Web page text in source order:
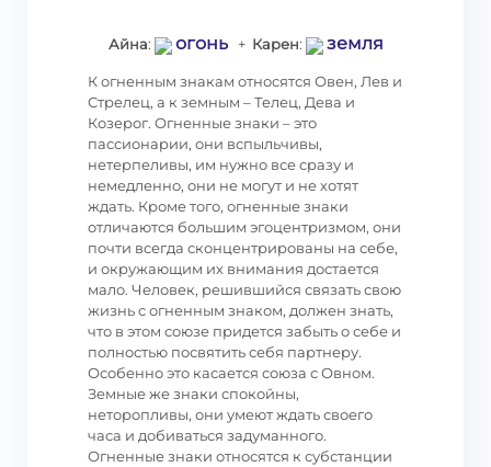
Айна: огонь+ Карен: земля
К огненным знакам относятся Овен, Лев и
Стрелец, а к земным – Телец, Дева и
Козерог. Огненные знаки – это
пассионарии, они вспыльчивы,
нетерпеливы, им нужно все сразу и
немедленно, они не могут и не хотят
ждать. Кроме того, огненные знаки
отличаются большим эгоцентризмом, они
почти всегда сконцентрированы на себе,
и окружающим их внимания достается
мало. Человек, решившийся связать свою
жизнь с огненным знаком, должен знать,
что в этом союзе придется забыть о себе и
полностью посвятить себя партнеру.
Особенно это касается союза с Овном.
Земные же знаки спокойны,
неторопливы, они умеют ждать своего
часа и добиваться задуманного.
Огненные знаки относятся к субстанции